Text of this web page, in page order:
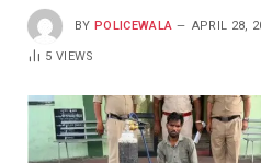
BY POLICEWALA APRIL 28,
5VIEWS